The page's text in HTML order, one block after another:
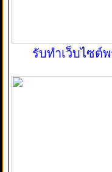
รับทำเว็บไซต์